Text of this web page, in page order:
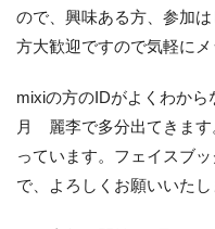
ので、興味ある方、参加
方大歓迎ですので気軽にメ
mixiの方のIDがよくわか
月 麗李で多分出てきます
っています。フェイスブ
で、よろしくお願いいたし